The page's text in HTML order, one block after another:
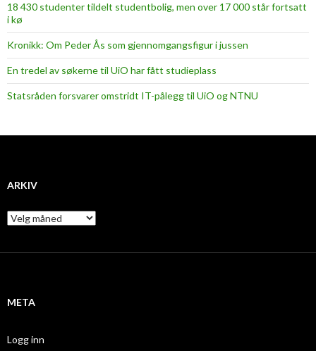
18 430 studenter tildelt studentbolig, men over 17 000 står fortsatt
i kø
Kronikk: Om Peder Ås som gjennomgangsfigur i jussen
En tredel av søkerne til UiO har fått studieplass
Statsråden forsvarer omstridt IT-pålegg til UiO og NTNU
ARKIV
A
r
i
META
Logg inn